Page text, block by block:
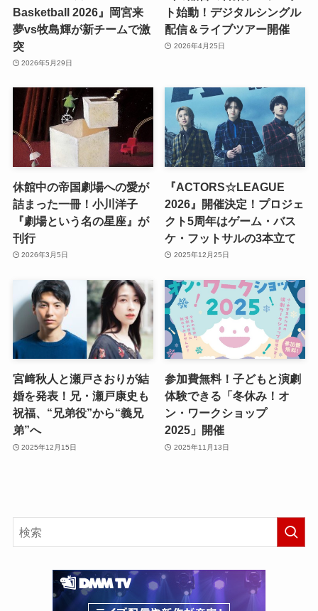
Basketball 2026』岡宮来
夢vs牧島輝が新チームで激
突
2026年5月29日
ト始動！デジタルシングル
配信＆ライブツアー開催
2026年4月25日
休館中の帝国劇場への愛が
詰まった一冊！小川洋子
『劇場という名の星座』が
刊行
2026年3月5日
『ACTORS☆LEAGUE
2026』開催決定！プロジェ
クト5周年はゲーム・バス
ケ・フットサルの3本立て
2025年12月25日
宮﨑秋人と瀬戸さおりが結
婚を発表！兄・瀬戸康史も
祝福、“兄弟役”から“義兄
弟”へ
2025年12月15日
参加費無料！子どもと演劇
体験できる「冬休み！オ
ン・ワークショップ
2025」開催
2025年11月13日